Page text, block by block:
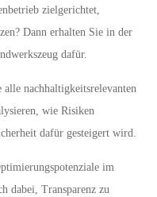
zielgerichtet,
Dann erhalten Sie in der
dafür.
nachhaltigkeitsrelevanten
wie Risiken
dafür gesteigert wird.
im
dabei, Transparenz zu